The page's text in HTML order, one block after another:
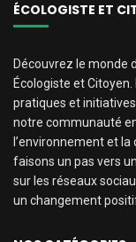
ÉCOLOGISTE ET
Découvrez le monde
Écologiste et
pratiques et
notre communauté
l’environnement et
faisons un pas vers
sur les réseaux
un changement